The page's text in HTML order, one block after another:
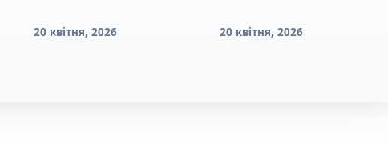
20 квітня, 2026 20 квітня, 2026